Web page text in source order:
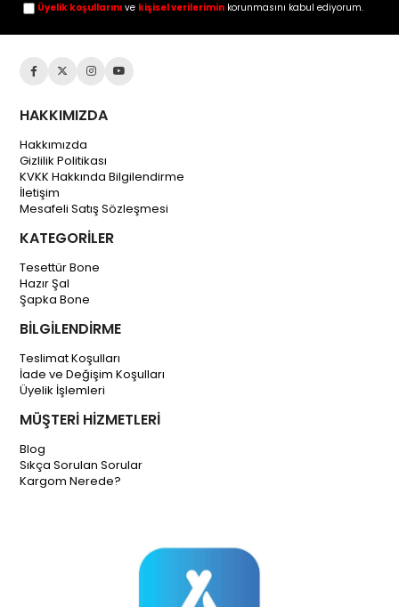
Üyelik koşullarını ve kişisel verilerimin korunmasını kabul ediyorum.
HAKKIMIZDA
Hakkımızda
Gizlilik Politikası
KVKK Hakkında Bilgilendirme
İletişim
Mesafeli Satış Sözleşmesi
KATEGORİLER
Tesettür Bone
Hazır Şal
Şapka Bone
BİLGİLENDİRME
Teslimat Koşulları
İade ve Değişim Koşulları
Üyelik İşlemleri
MÜŞTERİ HİZMETLERİ
Blog
Sıkça Sorulan Sorular
Kargom Nerede?